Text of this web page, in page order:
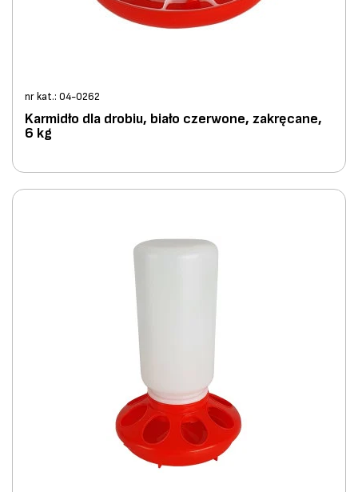
nr kat.: 04-0262
Karmidło dla drobiu, biało czerwone, zakręcane,
6 kg